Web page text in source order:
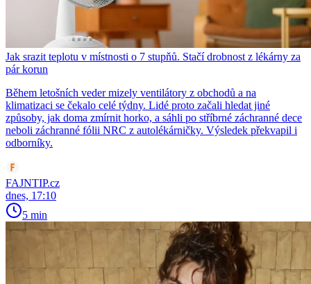
Jak srazit teplotu v místnosti o 7 stupňů. Stačí drobnost z lékárny za
pár korun
Během letošních veder mizely ventilátory z obchodů a na
klimatizaci se čekalo celé týdny. Lidé proto začali hledat jiné
způsoby, jak doma zmírnit horko, a sáhli po stříbrné záchranné dece
neboli záchranné fólii NRC z autolékárničky. Výsledek překvapil i
odborníky.
FAJNTIP.cz
dnes, 17:10
5 min